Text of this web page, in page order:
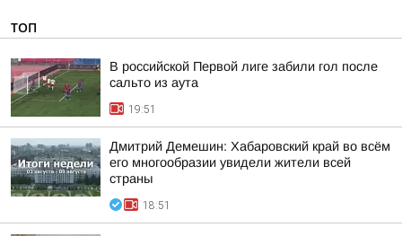
ТОП
В российской Первой лиге забили гол после
сальто из аута
19:51
Дмитрий Демешин: Хабаровский край во всём
его многообразии увидели жители всей
страны
18:51